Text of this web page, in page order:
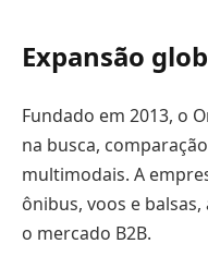
Expansão
Fundado em 2013, o
na busca,
multimodais. A
ônibus, voos e
o mercado B2B.